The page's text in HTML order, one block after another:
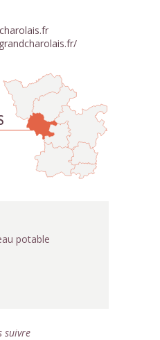
potable
suivre